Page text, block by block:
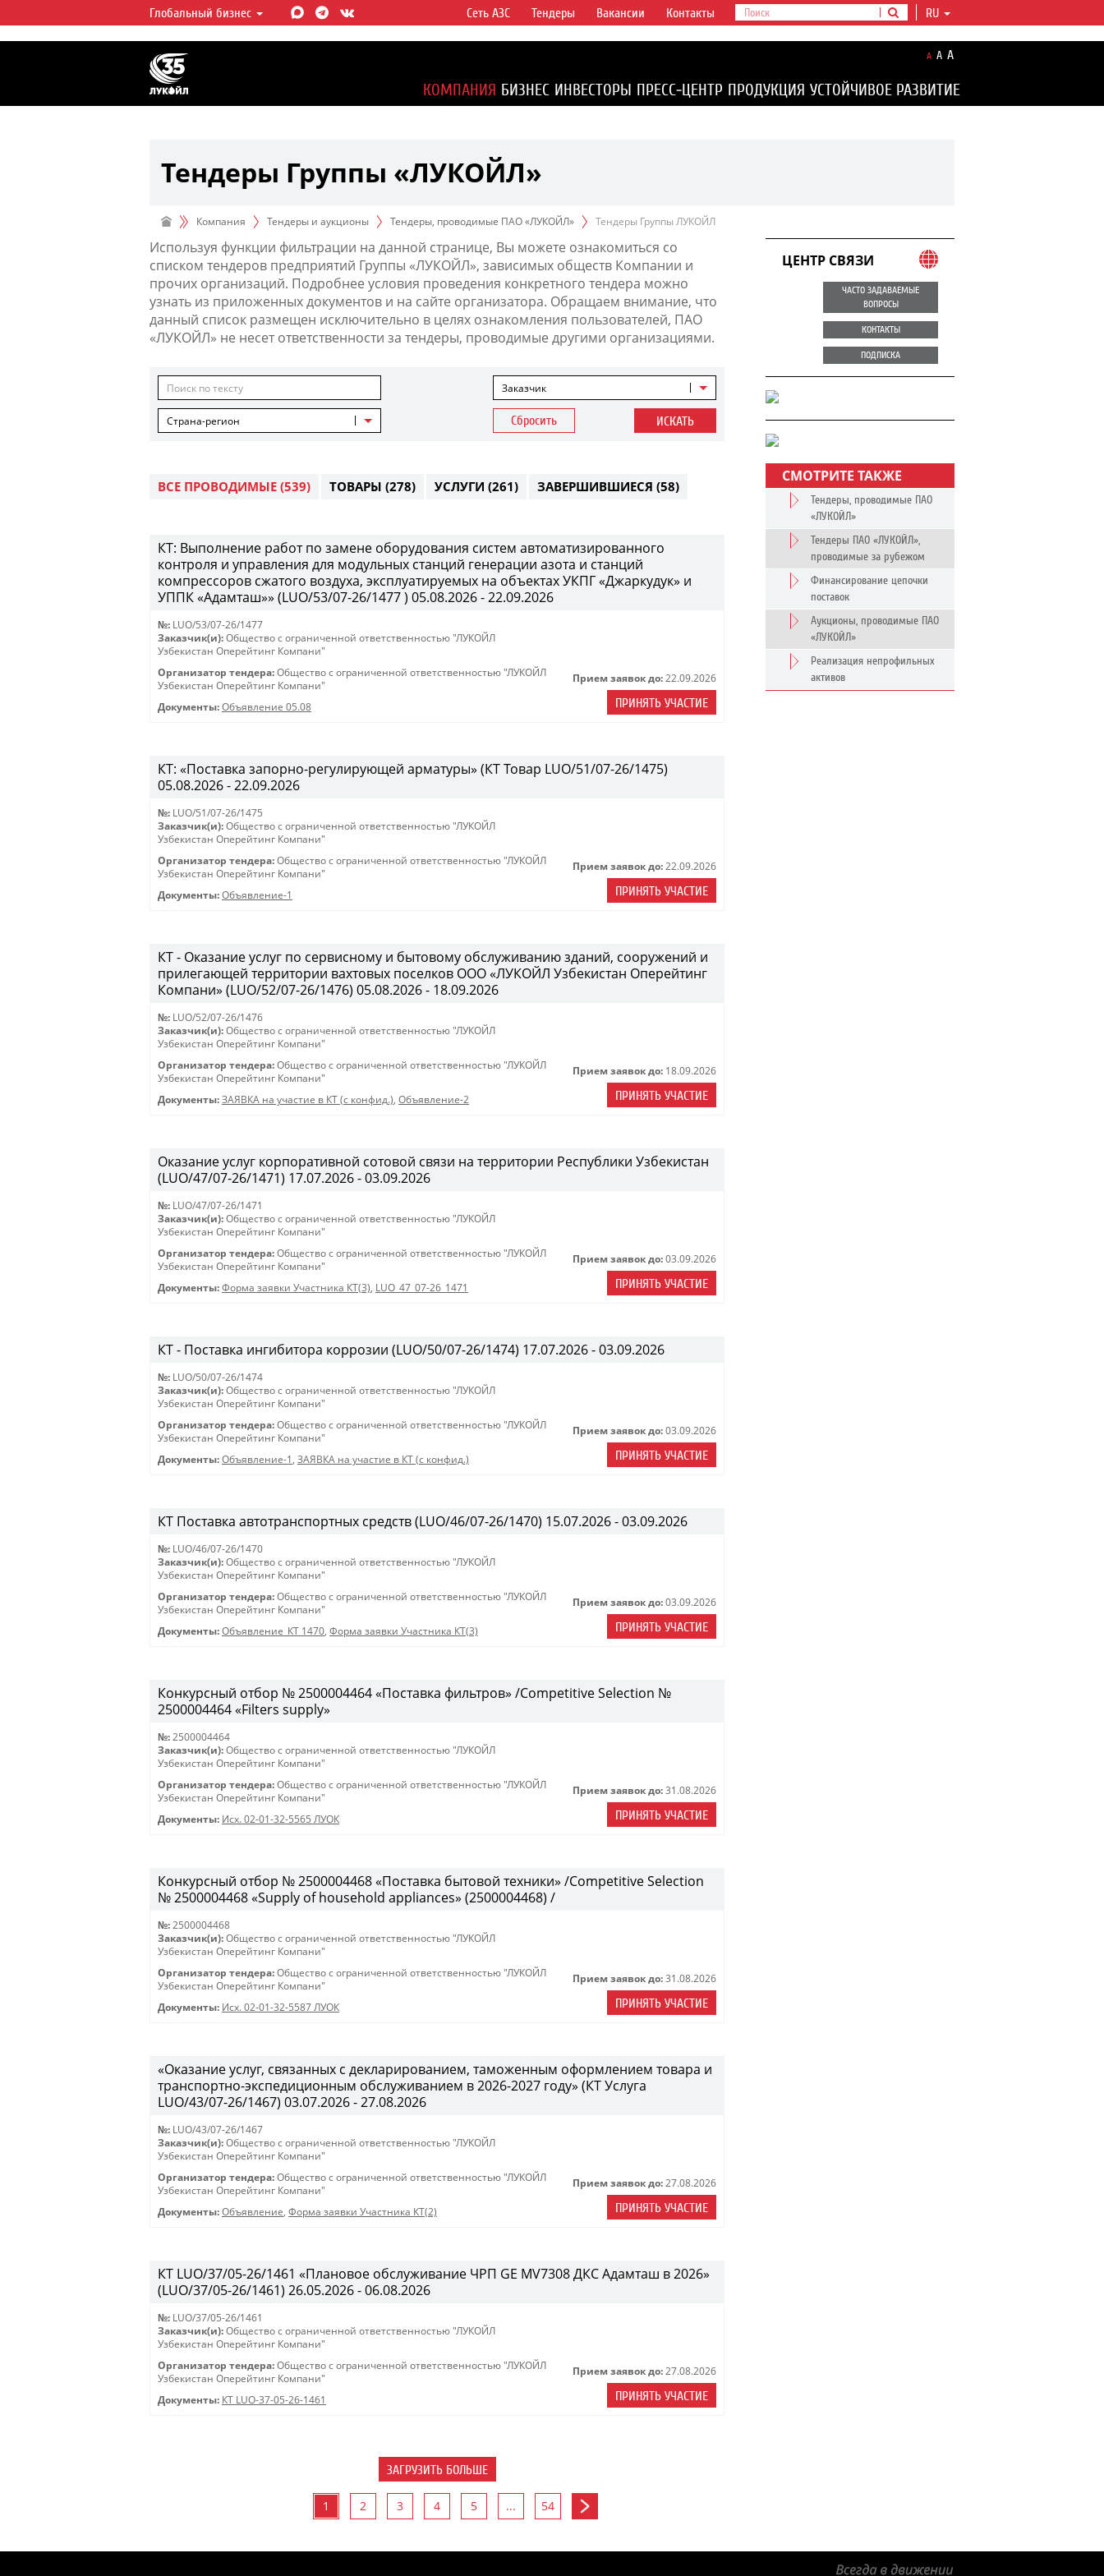
ЛУКОЙЛ СЕГОДНЯ
ЛУКОЙЛ — одна из крупнейших вертикально
интегрированных нефтегазовых компаний в
мире, на долю которой приходится более 2%
мировой добычи нефти и около 1% доказанных
Глобальный бизнес RU
Сеть АЗС Тендеры Вакансии Контакты
A A A
КОМПАНИЯ БИЗНЕС ИНВЕСТОРЫ ПРЕСС-ЦЕНТР ПРОДУКЦИЯ УСТОЙЧИВОЕ РАЗВИТИЕ
Тендеры Группы «ЛУКОЙЛ»
Компания Тендеры и аукционы Тендеры, проводимые ПАО «ЛУКОЙЛ» Тендеры Группы ЛУКОЙЛ
Используя функции фильтрации на данной странице, Вы можете ознакомиться со
списком тендеров предприятий Группы «ЛУКОЙЛ», зависимых обществ Компании и
прочих организаций. Подробнее условия проведения конкретного тендера можно
узнать из приложенных документов и на сайте организатора. Обращаем внимание, что
данный список размещен исключительно в целях ознакомления пользователей, ПАО
«ЛУКОЙЛ» не несет ответственности за тендеры, проводимые другими организациями.
Заказчик
Страна-регион Сбросить ИСКАТЬ
ВСЕ ПРОВОДИМЫЕ (539) ТОВАРЫ (278) УСЛУГИ (261) ЗАВЕРШИВШИЕСЯ (58)
КТ: Выполнение работ по замене оборудования систем автоматизированного
контроля и управления для модульных станций генерации азота и станций
компрессоров сжатого воздуха, эксплуатируемых на объектах УКПГ «Джаркудук» и
УППК «Адамташ»» (LUO/53/07-26/1477 ) 05.08.2026 - 22.09.2026
№: LUO/53/07-26/1477
Заказчик(и): Общество с ограниченной ответственностью "ЛУКОЙЛ
Узбекистан Оперейтинг Компани"
Организатор тендера: Общество с ограниченной ответственностью "ЛУКОЙЛ
Узбекистан Оперейтинг Компани"
Документы: Объявление 05.08
Прием заявок до: 22.09.2026
ПРИНЯТЬ УЧАСТИЕ
КТ: «Поставка запорно-регулирующей арматуры» (КТ Товар LUO/51/07-26/1475)
05.08.2026 - 22.09.2026
№: LUO/51/07-26/1475
Заказчик(и): Общество с ограниченной ответственностью "ЛУКОЙЛ
Узбекистан Оперейтинг Компани"
Организатор тендера: Общество с ограниченной ответственностью "ЛУКОЙЛ
Узбекистан Оперейтинг Компани"
Документы: Объявление-1
Прием заявок до: 22.09.2026
ПРИНЯТЬ УЧАСТИЕ
КТ - Оказание услуг по сервисному и бытовому обслуживанию зданий, сооружений и
прилегающей территории вахтовых поселков ООО «ЛУКОЙЛ Узбекистан Оперейтинг
Компани» (LUO/52/07-26/1476) 05.08.2026 - 18.09.2026
№: LUO/52/07-26/1476
Заказчик(и): Общество с ограниченной ответственностью "ЛУКОЙЛ
Узбекистан Оперейтинг Компани"
Организатор тендера: Общество с ограниченной ответственностью "ЛУКОЙЛ
Узбекистан Оперейтинг Компани"
Документы: ЗАЯВКА на участие в КТ (с конфид.), Объявление-2
Прием заявок до: 18.09.2026
ПРИНЯТЬ УЧАСТИЕ
Оказание услуг корпоративной сотовой связи на территории Республики Узбекистан
(LUO/47/07-26/1471) 17.07.2026 - 03.09.2026
№: LUO/47/07-26/1471
Заказчик(и): Общество с ограниченной ответственностью "ЛУКОЙЛ
Узбекистан Оперейтинг Компани"
Организатор тендера: Общество с ограниченной ответственностью "ЛУКОЙЛ
Узбекистан Оперейтинг Компани"
Документы: Форма заявки Участника КТ(3), LUO_47_07-26_1471
Прием заявок до: 03.09.2026
ПРИНЯТЬ УЧАСТИЕ
КТ - Поставка ингибитора коррозии (LUO/50/07-26/1474) 17.07.2026 - 03.09.2026
№: LUO/50/07-26/1474
Заказчик(и): Общество с ограниченной ответственностью "ЛУКОЙЛ
Узбекистан Оперейтинг Компани"
Организатор тендера: Общество с ограниченной ответственностью "ЛУКОЙЛ
Узбекистан Оперейтинг Компани"
Документы: Объявление-1 , ЗАЯВКА на участие в КТ (с конфид.)
Прием заявок до: 03.09.2026
ПРИНЯТЬ УЧАСТИЕ
КТ Поставка автотранспортных средств (LUO/46/07-26/1470) 15.07.2026 - 03.09.2026
№: LUO/46/07-26/1470
Заказчик(и): Общество с ограниченной ответственностью "ЛУКОЙЛ
Узбекистан Оперейтинг Компани"
Организатор тендера: Общество с ограниченной ответственностью "ЛУКОЙЛ
Узбекистан Оперейтинг Компани"
Документы: Объявление_КТ 1470, Форма заявки Участника КТ(3)
Прием заявок до: 03.09.2026
ПРИНЯТЬ УЧАСТИЕ
Конкурсный отбор № 2500004464 «Поставка фильтров» /Competitive Selection №
2500004464 «Filters supply»
№: 2500004464
Заказчик(и): Общество с ограниченной ответственностью "ЛУКОЙЛ
Узбекистан Оперейтинг Компани"
Организатор тендера: Общество с ограниченной ответственностью "ЛУКОЙЛ
Узбекистан Оперейтинг Компани"
Документы: Исх. 02-01-32-5565 ЛУОК
Прием заявок до: 31.08.2026
ПРИНЯТЬ УЧАСТИЕ
Конкурсный отбор № 2500004468 «Поставка бытовой техники» /Competitive Selection
№ 2500004468 «Supply of household appliances» (2500004468) /
№: 2500004468
Заказчик(и): Общество с ограниченной ответственностью "ЛУКОЙЛ
Узбекистан Оперейтинг Компани"
Организатор тендера: Общество с ограниченной ответственностью "ЛУКОЙЛ
Узбекистан Оперейтинг Компани"
Документы: Исх. 02-01-32-5587 ЛУОК
Прием заявок до: 31.08.2026
ПРИНЯТЬ УЧАСТИЕ
«Оказание услуг, связанных с декларированием, таможенным оформлением товара и
транспортно-экспедиционным обслуживанием в 2026-2027 году» (КТ Услуга
LUO/43/07-26/1467) 03.07.2026 - 27.08.2026
№: LUO/43/07-26/1467
Заказчик(и): Общество с ограниченной ответственностью "ЛУКОЙЛ
Узбекистан Оперейтинг Компани"
Организатор тендера: Общество с ограниченной ответственностью "ЛУКОЙЛ
Узбекистан Оперейтинг Компани"
Документы: Объявление, Форма заявки Участника КТ(2)
Прием заявок до: 27.08.2026
ПРИНЯТЬ УЧАСТИЕ
КТ LUO/37/05-26/1461 «Плановое обслуживание ЧРП GE MV7308 ДКС Адамташ в 2026»
(LUO/37/05-26/1461) 26.05.2026 - 06.08.2026
№: LUO/37/05-26/1461
Заказчик(и): Общество с ограниченной ответственностью "ЛУКОЙЛ
Узбекистан Оперейтинг Компани"
Организатор тендера: Общество с ограниченной ответственностью "ЛУКОЙЛ
Узбекистан Оперейтинг Компани"
Документы: КТ LUO-37-05-26-1461
Прием заявок до: 27.08.2026
ПРИНЯТЬ УЧАСТИЕ
ЗАГРУЗИТЬ БОЛЬШЕ
1 2 3 4 5 ... 54
ЦЕНТР СВЯЗИ
ЧАСТО ЗАДАВАЕМЫЕ
ВОПРОСЫ
КОНТАКТЫ
ПОДПИСКА
СМОТРИТЕ ТАКЖЕ
Тендеры, проводимые ПАО
«ЛУКОЙЛ»
Тендеры ПАО «ЛУКОЙЛ»,
проводимые за рубежом
Финансирование цепочки
поставок
Аукционы, проводимые ПАО
«ЛУКОЙЛ»
Реализация непрофильных
активов